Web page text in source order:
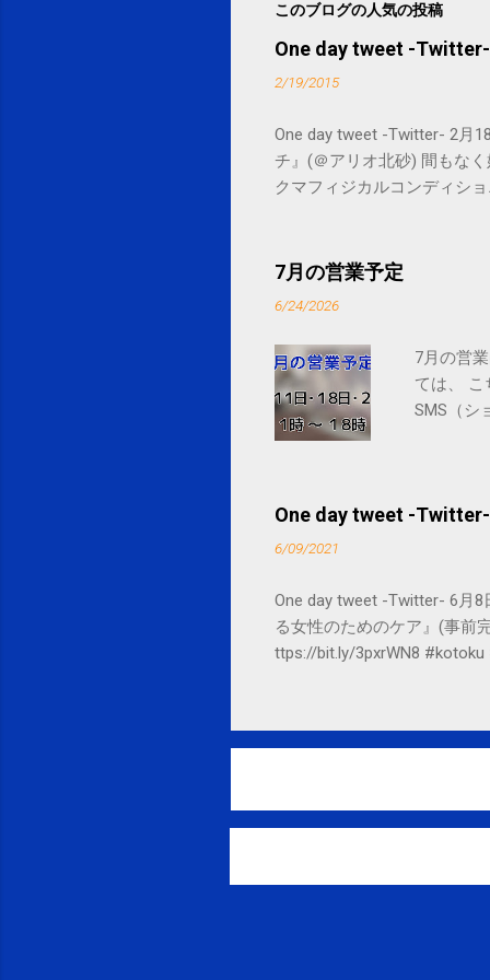
このブログの人気の投稿
One day tweet -Twitter-
2/19/2015
One day tweet -Twitter- 2月
チ』(＠アリオ北砂) 間もな
クマフィジカルコンディシ
7月の営業予定
6/24/2026
7月の営
ては、
SMS（シ
One day tweet -Twitter-
6/09/2021
One day tweet -Twitter- 6月8
る女性のためのケア』(事前
ttps://bit.ly/3pxrWN8 #kotoku